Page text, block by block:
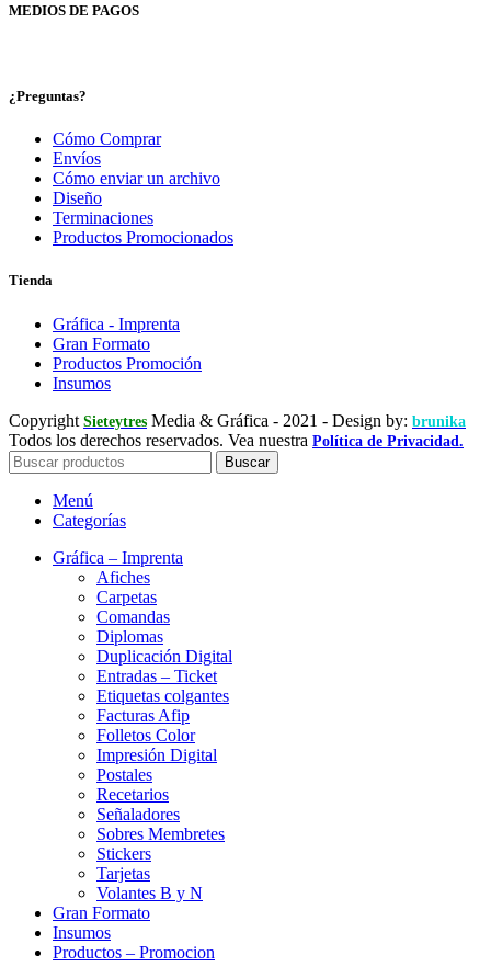
MEDIOS DE PAGOS
¿Preguntas?
Cómo Comprar
Envíos
Cómo enviar un archivo
Diseño
Terminaciones
Productos Promocionados
Tienda
Gráfica - Imprenta
Gran Formato
Productos Promoción
Insumos
Copyright Sieteytres Media & Gráfica - 2021 - Design by: brunika
Todos los derechos reservados. Vea nuestra Política de Privacidad.
Buscar
Menú
Categorías
Gráfica – Imprenta
Afiches
Carpetas
Comandas
Diplomas
Duplicación Digital
Entradas – Ticket
Etiquetas colgantes
Facturas Afip
Folletos Color
Impresión Digital
Postales
Recetarios
Señaladores
Sobres Membretes
Stickers
Tarjetas
Volantes B y N
Gran Formato
Insumos
Productos – Promocion